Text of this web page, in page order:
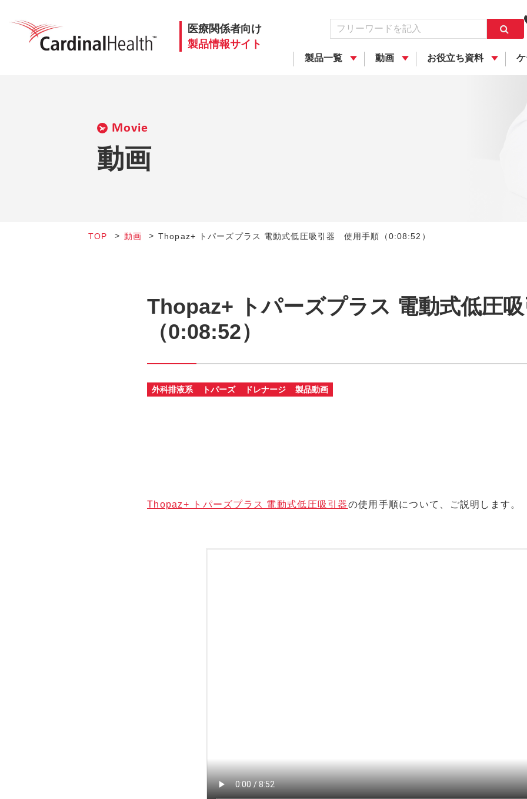
医療関係者向け
製品情報サイト
製品一覧 動画 お役立ち資料
Movie
動画
TOP 動画 Thopaz+ トパーズプラス 電動式低圧吸引器 使用手順（0:08:52）
Thopaz+ トパーズプラス 電動式低圧
（0:08:52）
外科排液系 トパーズ ドレナージ 製品動画
Thopaz+ トパーズプラス 電動式低圧吸引器の使用手順について、ご説明します。